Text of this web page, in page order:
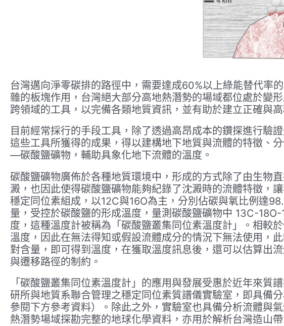
台灣邁向淨零碳排的路徑中，需要達成60%以上綠能替代率
雜的板塊作用，台灣絕大部分高地熱潛勢的場域都位處於變
跨領域的工具，以完備各類地質資訊，並有助於建立正確與
目前經常採行的手段工具，除了透過高昂成本的鑽探進行驗
這些工具所獲得的成果，得以建構地下地質與流體的特徵、
—碳酸鹽礦物，輔助具象化地下流體的溫度。
碳酸鹽礦物廣佈於各種地質環境中，形成的方式除了由生物
澱，也因此使得碳酸鹽礦物能夠紀錄了沈澱時的流體特徵，
穩定同位素組成，以12C與16O為主，分別佔碳與氧比例達
量，受控於碳酸鹽的形成溫度，量測碳酸鹽礦物中 13C-
度，這種溫度計被稱為「碳酸鹽叢集同位素溫度計」。相較
溫度，因此在無法得知或假設流體成分的情況下無法使用，
對含量，即可得到溫度，在獲取溫度訊息後，還可以估算出
與遷移路徑的制約。
「碳酸鹽叢集同位素溫度計」的應用與發展受惠於近年來
研所與地質系聯合管理之穩定同位素質譜儀實驗室，即具備
參閱下方參考資料）。除此之外，實驗室也具備分析流體與
熱潛勢場域探勘完整的地球化學資料，亦用於解析台灣造山